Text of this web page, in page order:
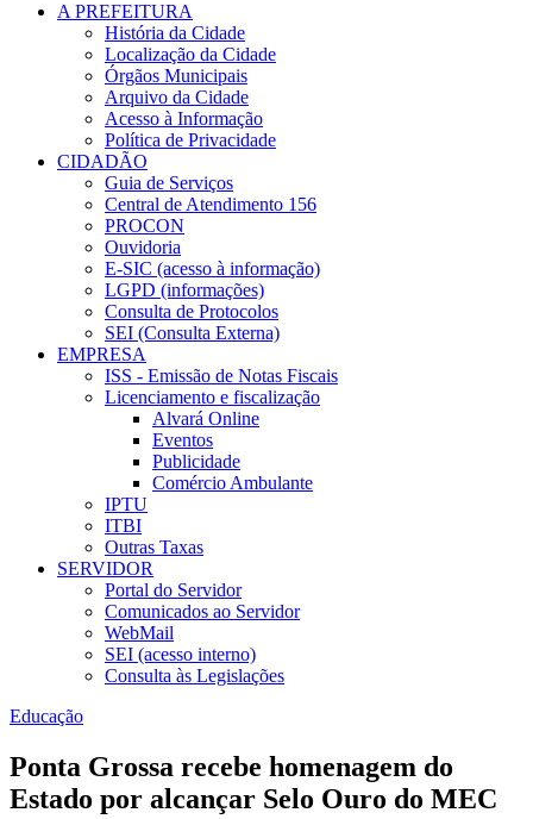
A PREFEITURA
História da Cidade
Localização da Cidade
Órgãos Municipais
Arquivo da Cidade
Acesso à Informação
Política de Privacidade
CIDADÃO
Guia de Serviços
Central de Atendimento 156
PROCON
Ouvidoria
E-SIC (acesso à informação)
LGPD (informações)
Consulta de Protocolos
SEI (Consulta Externa)
EMPRESA
ISS - Emissão de Notas Fiscais
Licenciamento e fiscalização
Alvará Online
Eventos
Publicidade
Comércio Ambulante
IPTU
ITBI
Outras Taxas
SERVIDOR
Portal do Servidor
Comunicados ao Servidor
WebMail
SEI (acesso interno)
Consulta às Legislações
Educação
Ponta Grossa recebe homenagem do
Estado por alcançar Selo Ouro do MEC